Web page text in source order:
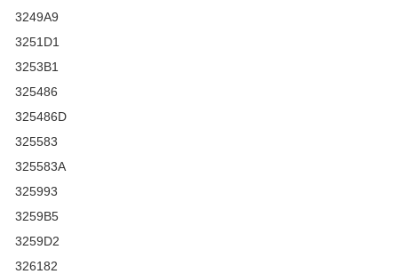
3249A9
3251D1
3253B1
325486
325486D
325583
325583A
325993
3259B5
3259D2
326182